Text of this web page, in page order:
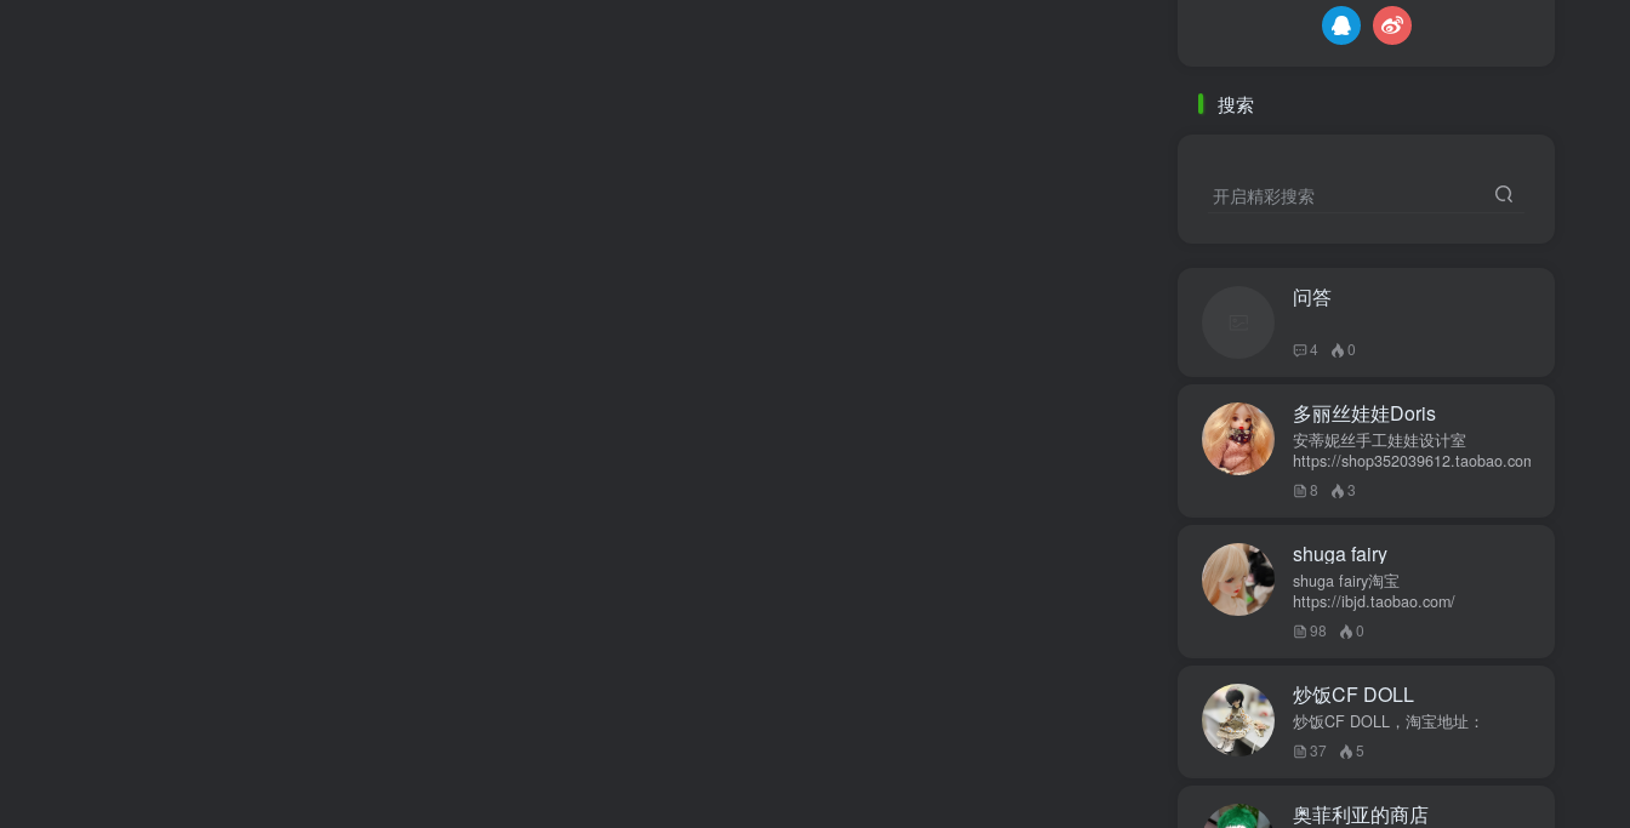
搜索
开启精彩搜索
问答
4 0
多丽丝娃娃Doris
安蒂妮丝手工娃娃设计室
https://shop352039612.taobao.com
8 3
shuga fairy
shuga fairy淘宝
https://ibjd.taobao.com/
98 0
炒饭CF DOLL
炒饭CF DOLL，淘宝地址：
37 5
奥菲利亚的商店